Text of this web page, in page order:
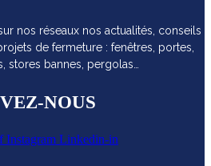
nos réseaux nos actualités, conseils
de fermeture : fenêtres, portes,
stores bannes, pergolas…
NOUS
Instagram Linkedin-in